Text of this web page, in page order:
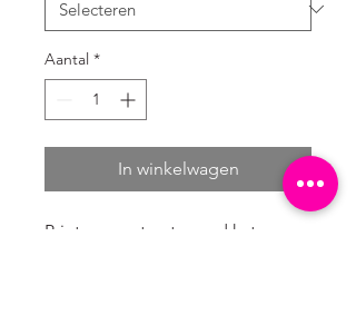
Aantal *
In winkelwagen
Print op gestructureerd katoen